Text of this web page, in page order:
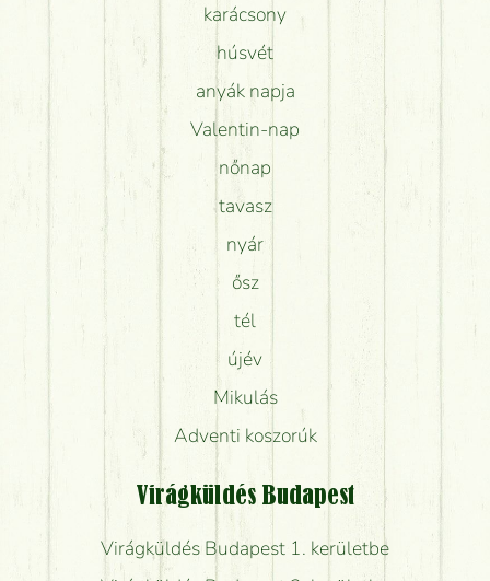
karácsony
húsvét
anyák napja
Valentin-nap
nőnap
tavasz
nyár
ősz
tél
újév
Mikulás
Adventi koszorúk
Virágküldés Budapest
Virágküldés Budapest 1. kerületbe